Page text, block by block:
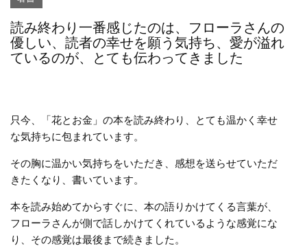
読み終わり一番感じたのは、フローラさんの
優しい、読者の幸せを願う気持ち、愛が溢れ
ているのが、とても伝わってきました
只今、「花とお金」の本を読み終わり、とても温かく幸せ
な気持ちに包まれています。
その胸に温かい気持ちをいただき、感想を送らせていただ
きたくなり、書いています。
本を読み始めてからすぐに、本の語りかけてくる言葉が、
フローラさんが側で話しかけてくれているような感覚にな
り、その感覚は最後まで続きました。